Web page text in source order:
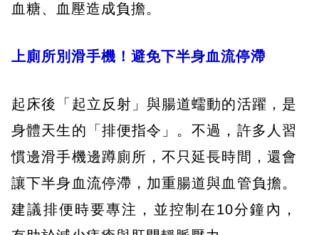
血糖、血壓造成負擔。
上廁所別滑手機！避免下半身血流停滯
起床後「起立反射」與腸道蠕動的活躍，是
身體天生的「排便指令」。不過，許多人習
慣邊滑手機邊蹲廁所，不只延長時間，還會
讓下半身血流停滯，加重腸道與血管負擔。
建議排便時要專注，並控制在10分鐘內，